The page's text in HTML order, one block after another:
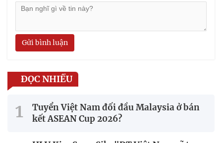
Gửi bình luận
ĐỌC NHIỀU
Tuyển Việt Nam đối đầu Malaysia ở bán
kết ASEAN Cup 2026?